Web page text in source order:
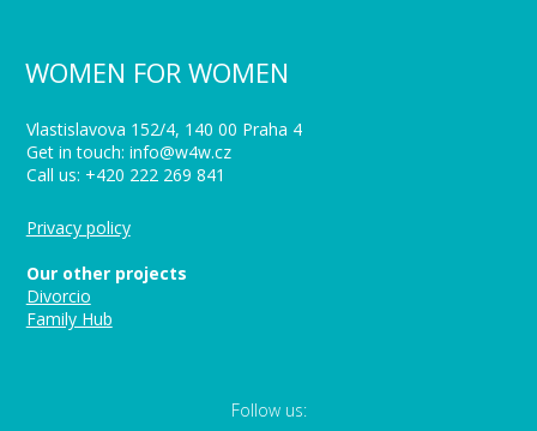
WOMEN FOR WOMEN
Vlastislavova 152/4, 140 00 Praha 4
Get in touch: info@w4w.cz
Call us: +420 222 269 841
Privacy policy
Our other projects
Divorcio
Family Hub
Follow us: